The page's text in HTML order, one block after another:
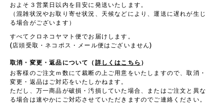
およそ３営業日以内を目安に発送いたします。
（混雑状況やお取り寄せ状況、天候などにより、運送に遅れが生じ
る場合がございます）
すべてクロネコヤマト便でお届けします。
(店頭受取・ネコポス・メール便はございません)
取消・変更・返品について（ 詳しくはこちら ）
お客様のご注文ｍ数にて裁断の上ご用意をいたしますので、取消・
変更・返品はご対応をいたしかねます。
ただし、万一商品が破損・汚損していた場合、またはご注文と異な
る場合は速やかにご対応させていただきますのでご連絡ください。